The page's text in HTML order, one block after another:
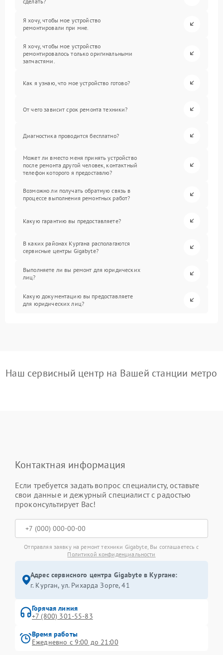
Я хочу, чтобы мое устройство
ремонтировали при мне.
Я хочу, чтобы мое устройство
ремонтировалось только оригинальными
запчастями.
Как я узнаю, что мое устройство готово?
От чего зависит срок ремонта техники?
Диагностика проводится бесплатно?
Может ли вместо меня принять устройство
после ремонта другой человек, контактный
телефон которого я предоставлю?
Возможно ли получать обратную связь в
процессе выполнения ремонтных работ?
Какую гарантию вы предоставляете?
В каких районах Кургана располагаются
сервисные центры Gigabyte?
Выполняете ли вы ремонт для юридических
лиц?
Какую документацию вы предоставляете
для юридических лиц?
Наш сервисный центр на Вашей станции метро
Контактная информация
Если требуется задать вопрос специалисту, оставьте
свои данные и дежурный специалист с радостью
проконсультирует Вас!
Отправляя заявку на ремонт техники Gigabyte, Вы соглашаетесь с
Политикой конфиденциальности
Адрес сервисного центра Gigabyte в Кургане:
г. Курган, ул. Рихарда Зорге, 41
Горячая линия
+7 (800) 301-55-83
Время работы
Ежедневно с 9:00 до 21:00